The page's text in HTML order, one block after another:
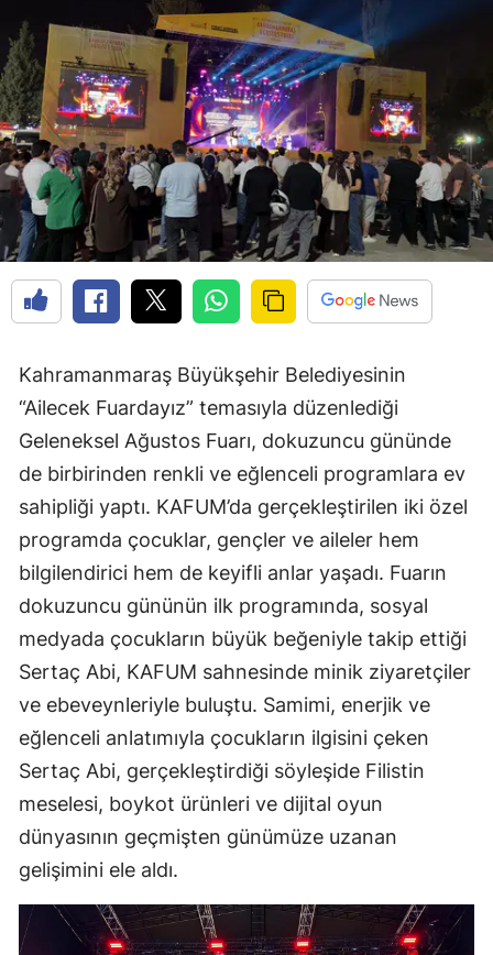
Kahramanmaraş Büyükşehir Belediyesinin
“Ailecek Fuardayız” temasıyla düzenlediği
Geleneksel Ağustos Fuarı, dokuzuncu gününde
de birbirinden renkli ve eğlenceli programlara ev
sahipliği yaptı. KAFUM’da gerçekleştirilen iki özel
programda çocuklar, gençler ve aileler hem
bilgilendirici hem de keyifli anlar yaşadı. Fuarın
dokuzuncu gününün ilk programında, sosyal
medyada çocukların büyük beğeniyle takip ettiği
Sertaç Abi, KAFUM sahnesinde minik ziyaretçiler
ve ebeveynleriyle buluştu. Samimi, enerjik ve
eğlenceli anlatımıyla çocukların ilgisini çeken
Sertaç Abi, gerçekleştirdiği söyleşide Filistin
meselesi, boykot ürünleri ve dijital oyun
dünyasının geçmişten günümüze uzanan
gelişimini ele aldı.